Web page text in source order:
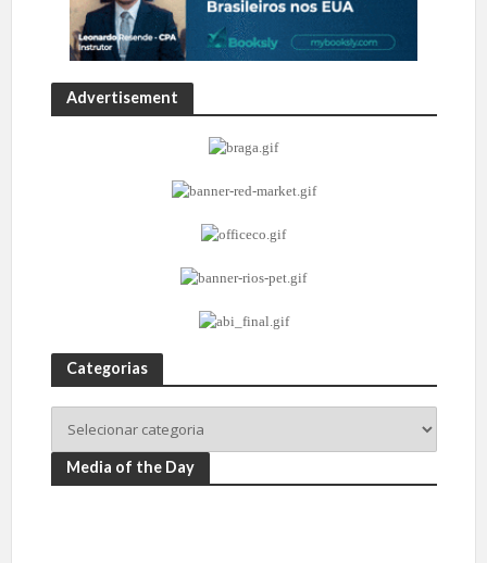
Advertisement
Categorias
Media of the Day